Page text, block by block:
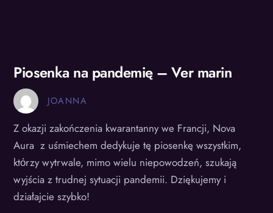
Piosenka na pandemię – Ver marin
JOANNA
Z okazji zakończenia kwarantanny we Francji, Nova
Aura z uśmiechem dedykuje tę piosenkę wszystkim,
ktόrzy wytrwale, mimo wielu niepowodzeń, szukają
wyjścia z trudnej sytuacji pandemii. Dziękujemy i
działajcie szybko!